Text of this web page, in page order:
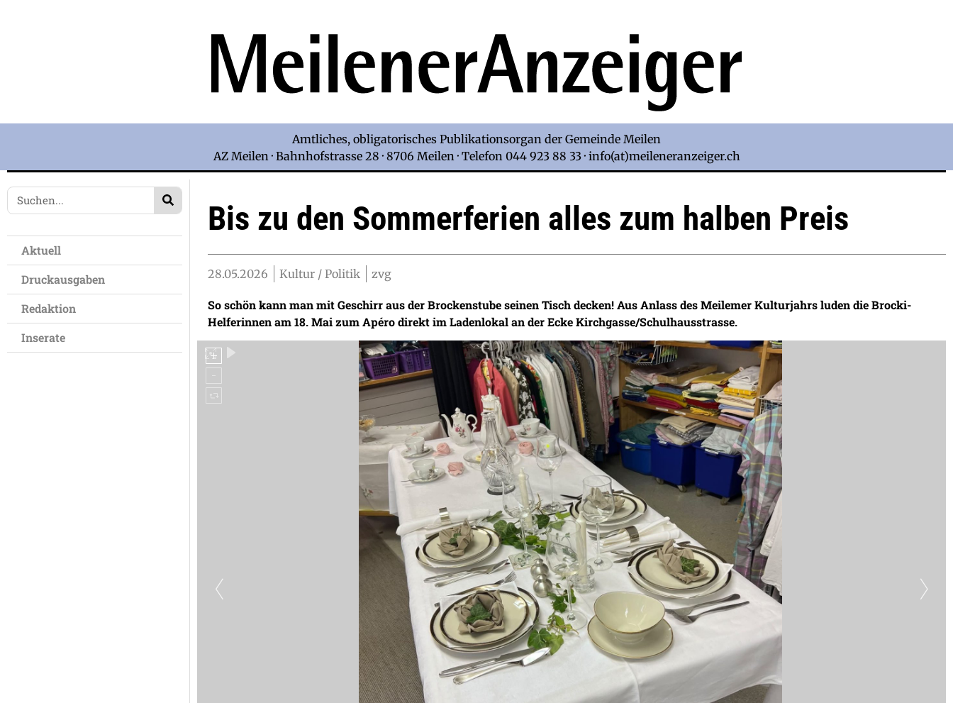
Amtliches, obligatorisches Publikationsorgan der Gemeinde Meilen
AZ Meilen · Bahnhofstrasse 28 · 8706 Meilen · Telefon 044 923 88 33 · info(at)meileneranzeiger.ch
Aktuell
Druckausgaben
Redaktion
Inserate
Bis zu den Sommerferien alles zum halben Preis
28.05.2026 Kultur / Politik zvg
So schön kann man mit Geschirr aus der Brockenstube seinen Tisch decken! Aus Anlass des Meilemer Kulturjahrs luden die Brocki-
Helferinnen am 18. Mai zum Apéro direkt im Ladenlokal an der Ecke Kirchgasse/Schulhausstrasse.